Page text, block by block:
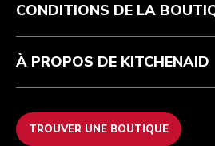
CONDITIONS DE LA
À PROPOS DE KITCHENAID
TROUVER UNE BOUTIQUE